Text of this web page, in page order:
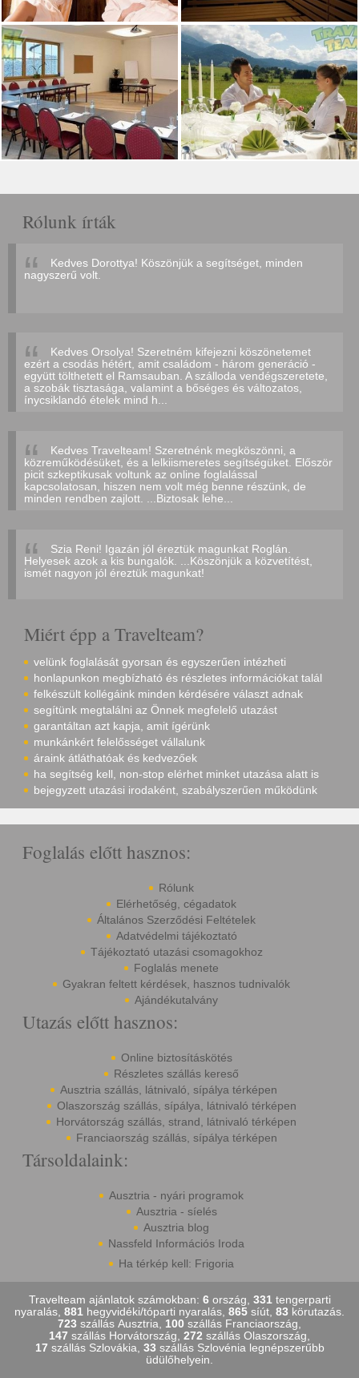
Rólunk írták
Kedves Dorottya! Köszönjük a segítséget, minden
nagyszerű volt.
Kedves Orsolya! Szeretném kifejezni köszönetemet
ezért a csodás hétért, amit családom - három generáció -
együtt tölthetett el Ramsauban. A szálloda vendégszeretete,
a szobák tisztasága, valamint a bőséges és változatos,
ínycsiklandó ételek mind h...
Kedves Travelteam! Szeretnénk megköszönni, a
közreműködésüket, és a lelkiismeretes segítségüket. Először
picit szkeptikusak voltunk az online foglalással
kapcsolatosan, hiszen nem volt még benne részünk, de
minden rendben zajlott. ...Biztosak lehe...
Szia Reni! Igazán jól éreztük magunkat Roglán.
Helyesek azok a kis bungalók. ...Köszönjük a közvetítést,
ismét nagyon jól éreztük magunkat!
Miért épp a Travelteam?
velünk foglalását gyorsan és egyszerűen intézheti
honlapunkon megbízható és részletes információkat talál
felkészült kollégáink minden kérdésére választ adnak
segítünk megtalálni az Önnek megfelelő utazást
garantáltan azt kapja, amit ígérünk
munkánkért felelősséget vállalunk
áraink átláthatóak és kedvezőek
ha segítség kell, non-stop elérhet minket utazása alatt is
bejegyzett utazási irodaként, szabályszerűen működünk
Foglalás előtt hasznos:
Rólunk
Elérhetőség, cégadatok
Általános Szerződési Feltételek
Adatvédelmi tájékoztató
Tájékoztató utazási csomagokhoz
Foglalás menete
Gyakran feltett kérdések, hasznos tudnivalók
Ajándékutalvány
Utazás előtt hasznos:
Online biztosításkötés
Részletes szállás kereső
Ausztria szállás, látnivaló, sípálya térképen
Olaszország szállás, sípálya, látnivaló térképen
Horvátország szállás, strand, látnivaló térképen
Franciaország szállás, sípálya térképen
Társoldalaink:
Ausztria - nyári programok
Ausztria - síelés
Ausztria blog
Nassfeld Információs Iroda
Ha térkép kell: Frigoria
Travelteam ajánlatok számokban: 6ország, 331tengerparti
nyaralás, 881 hegyvidéki/tóparti nyaralás, 865 síút, 83 körutazás.
723 szállás Ausztria, 100 szállás Franciaország,
147 szállás Horvátország, 272 szállás Olaszország,
17 szállás Szlovákia, 33 szállás Szlovénia legnépszerűbb
üdülőhelyein.